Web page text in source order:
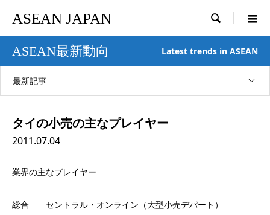
ASEAN JAPAN 
ASEAN最新動向 Latest trends in ASEAN
最新記事
タイの小売の主なプレイヤー
2011.07.04
業界の主なプレイヤー
総合 セントラル・オンライン（大型小売デパート）